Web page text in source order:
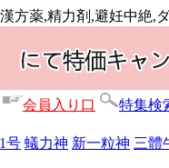
方薬,精力剤,避妊中絶,
会員入り口 特集検
号 蟻力神 新一粒神 三體